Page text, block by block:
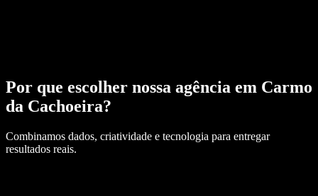
Por que escolher nossa agência em Carmo
da Cachoeira?
Combinamos dados, criatividade e tecnologia para entregar
resultados reais.